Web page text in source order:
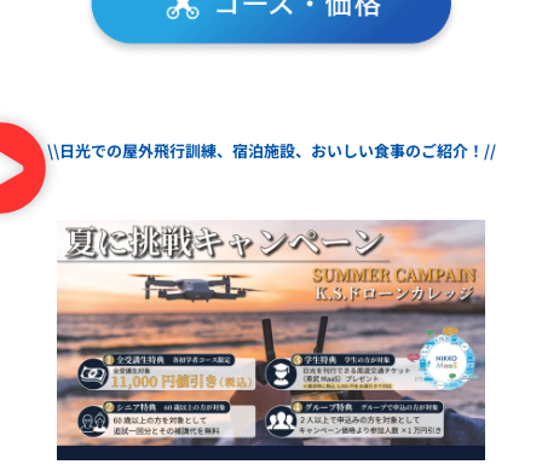
\\日光での屋外飛行訓練、宿泊施設、おいしい食事のご紹介！//